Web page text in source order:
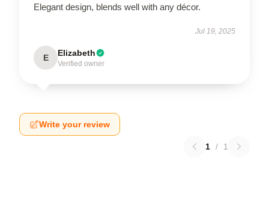
Elegant design, blends well with any décor.
Jul 19, 2025
E Elizabeth
Verified owner
Write your review
1 / 1